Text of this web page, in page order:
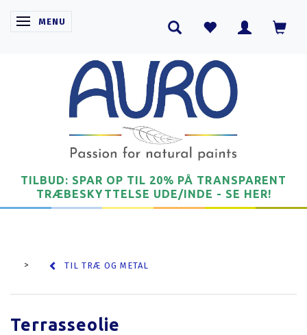
SKIFTE NAVIGATION
MENU
TILBUD: SPAR OP TIL 20% PÅ TRANSPARENT
TRÆBESKYTTELSE UDE/INDE - SE HER!
TIL TRÆ OG METAL
Terrasseolie